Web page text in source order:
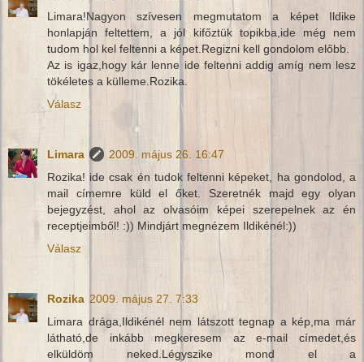
Limara!Nagyon szívesen megmutatom a képet Ildike
honlapján feltettem, a jól kifőztük topikba,ide még nem
tudom hol kel feltenni a képet.Regizni kell gondolom előbb.
Az is igaz,hogy kár lenne ide feltenni addig amíg nem lesz
tökéletes a külleme.Rozika.
Válasz
Limara
2009. május 26. 16:47
Rozika! ide csak én tudok feltenni képeket, ha gondolod, a
mail címemre küld el őket. Szeretnék majd egy olyan
bejegyzést, ahol az olvasóim képei szerepelnek az én
receptjeimből! :)) Mindjárt megnézem Ildikénél:))
Válasz
Rozika 2009. május 27. 7:33
Limara drága,Ildikénél nem látszott tegnap a kép,ma már
látható,de inkább megkeresem az e-mail címedet,és
elküldöm neked.Légyszike mond el a